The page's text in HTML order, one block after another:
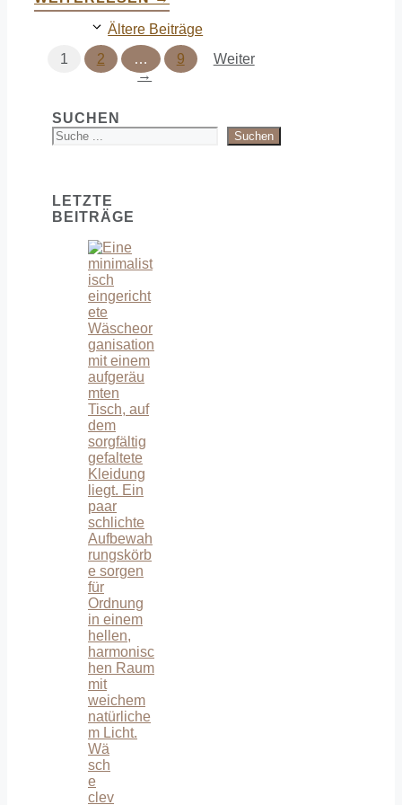
Ältere Beiträge
Seite
1 Seite
2 … Seite
9
Weiter
→
SUCHEN
Suchen
LETZTE
BEITRÄGE
Wä
sch
e
clev